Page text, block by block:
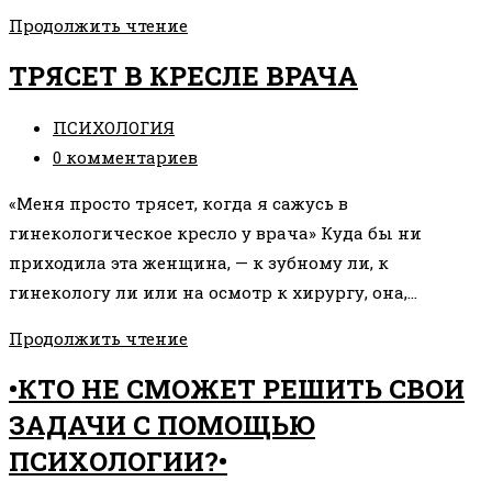
Продолжить чтениеСКОЛЬКО
ВЫ
ТРЯСЕТ В КРЕСЛЕ ВРАЧА
Рубрика
записи:
ПСИХОЛОГИЯ
Комментарии
записи:
0 комментариев
«Меня просто трясет, когда я сажусь в
гинекологическое кресло у врача» Куда бы ни
приходила эта женщина, — к зубному ли, к
гинекологу ли или на осмотр к хирургу, она,…
Продолжить чтениеТРЯСЕТ
КРЕСЛЕ
ВРАЧА
•КТО НЕ СМОЖЕТ РЕШИТЬ СВОИ
ЗАДАЧИ С ПОМОЩЬЮ
ПСИХОЛОГИИ?•